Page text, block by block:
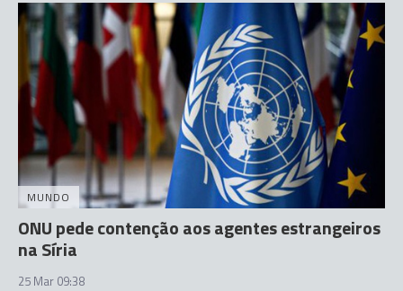
MUNDO
ONU pede contenção aos agentes estrangeiros
na Síria
25 Mar 09:38